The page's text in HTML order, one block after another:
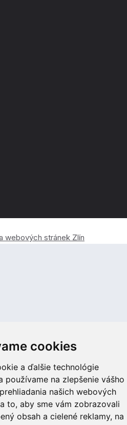
cookies
a ďalšie technológie
používame na zlepšenie vášho
našich webových
to, aby sme vám zobrazovali
obsah a cielené reklamy, na
webových stránek Zlín